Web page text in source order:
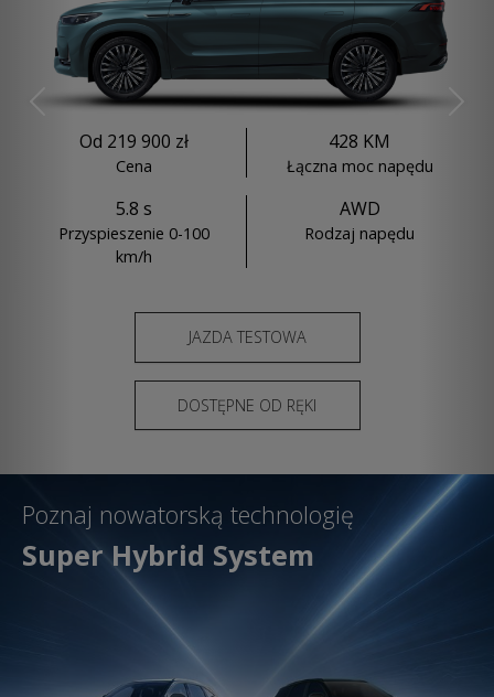
Od 219 900 zł
Cena
428 KM
Łączna moc napędu
5.8 s
Przyspieszenie 0-100
km/h
AWD
Rodzaj napędu
JAZDA TESTOWA
DOSTĘPNE OD RĘKI
Previous Next
Poznaj nowatorską technologię
Super Hybrid System